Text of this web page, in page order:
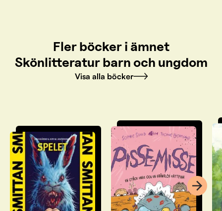
Fler böcker i ämnet
Skönlitteratur barn och ungdom
Visa alla böcker